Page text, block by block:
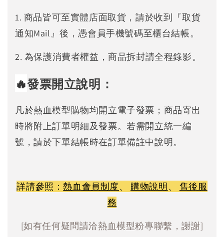
1. 商品皆可至實體店面取貨，請於收到『取貨
通知Mail』後，憑會員手機號碼至櫃台結帳。
2. 為保護消費者權益，商品拆封請全程錄影。
🔥發票開立說明：
凡於熱血模型購物均開立電子發票；商品寄出
時將附上訂單明細及發票。若需開立統一編
號，請於下單結帳時在訂單備註中說明。
詳請參照：熱血會員制度、 購物說明、 售後服
務
[如有任何疑問請洽熱血模型粉專聯繫，謝謝]